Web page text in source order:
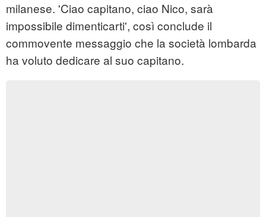
milanese. 'Ciao capitano, ciao Nico, sarà
impossibile dimenticarti', così conclude il
commovente messaggio che la società lombarda
ha voluto dedicare al suo capitano.